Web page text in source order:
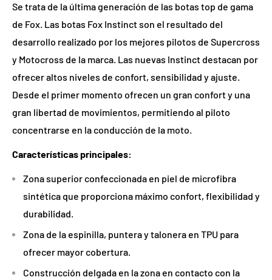
Se trata de la última generación de las botas top de gama
de Fox. Las botas Fox Instinct son el resultado del
desarrollo realizado por los mejores pilotos de Supercross
y Motocross de la marca. Las nuevas Instinct destacan por
ofrecer altos niveles de confort, sensibilidad y ajuste.
Desde el primer momento ofrecen un gran confort y una
gran libertad de movimientos, permitiendo al piloto
concentrarse en la conducción de la moto.
Características principales:
Zona superior confeccionada en piel de microfibra
sintética que proporciona máximo confort, flexibilidad y
durabilidad.
Zona de la espinilla, puntera y talonera en TPU para
ofrecer mayor cobertura.
Construcción delgada en la zona en contacto con la